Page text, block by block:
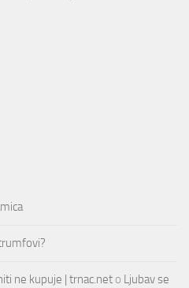
ne kupuje | trnac.net o Ljubav se